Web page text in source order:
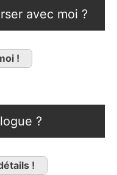
avec moi ?
!
?
!